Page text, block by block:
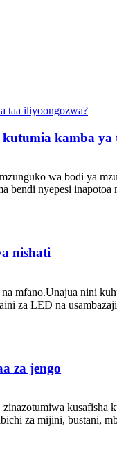
kamba ya
wa bodi ya
bendi nyepesi
nishati
nini
za LED na
za jengo
kusafisha
za mijini, bustani,